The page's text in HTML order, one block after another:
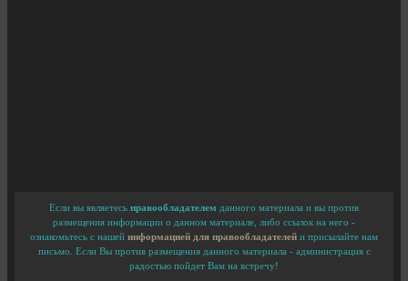
Если вы являетесь правообладателем данного материала и вы против
размещения информации о данном материале, либо ссылок на него -
ознакомьтесь с нашей информацией для правообладателей и присылайте нам
письмо. Если Вы против размещения данного материала - администрация с
радостью пойдет Вам на встречу!